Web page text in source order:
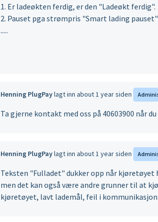
1. Er ladeøkten ferdig, er den "Ladeøkt ferdig".
2. Pauset pga strømpris "Smart lading pauset"
.....
Henning PlugPaylagt inn about 1 year siden
Ta gjerne kontakt med oss på 40603900 når
Henning PlugPaylagt inn about 1 year siden
Teksten "Fulladet" dukker opp når
men det kan også være andre grunner til at
kjøretøyet, lavt lademål, feil i